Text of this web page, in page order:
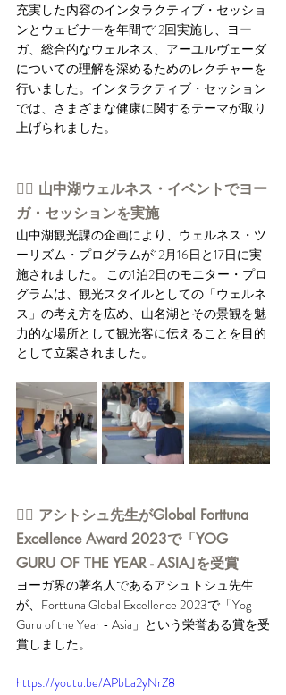
充実した内容のインタラクティブ・セッショ
ンとウェビナーを年間で12回実施し、ヨー
ガ、総合的なウェルネス、アーユルヴェーダ
についての理解を深めるためのレクチャーを
行いました。インタラクティブ・セッション
では、さまざまな健康に関するテーマが取り
上げられました。
👉🏻 山中湖ウェルネス・イベントでヨー
ガ・セッションを実施
山中湖観光課の企画により、ウェルネス・ツ
ーリズム・プログラムが12月16日と17日に実
施されました。 この1泊2日のモニター・プロ
グラムは、観光スタイルとしての「ウェルネ
ス」の考え方を広め、山名湖とその景観を魅
力的な場所として観光客に伝えることを目的
として立案されました。
👉🏻 アシトシュ先生がGlobal Forttuna
Excellence Award 2023で「YOG
GURU OF THE YEAR - ASIA｣を受賞
ヨーガ界の著名人であるアシュトシュ先生
が、Forttuna Global Excellence 2023で「Yog
Guru of the Year - Asia」という栄誉ある賞を受
賞しました。
https://youtu.be/APbLa2yNrZ8